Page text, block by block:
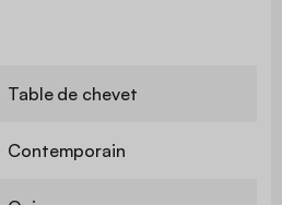
Table de chevet
Contemporain